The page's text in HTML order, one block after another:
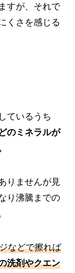
すが、それで
くさを感じる
ているうち
のミネラルが
りませんが見
り沸騰までの
などで擦れば
洗剤やクエン